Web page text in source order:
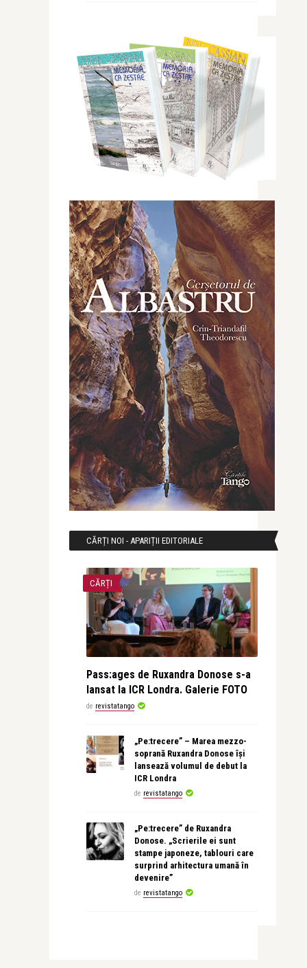
CĂRȚI NOI - APARIȚII EDITORIALE
CĂRȚI
Pass:ages de Ruxandra Donose s-a
lansat la ICR Londra. Galerie FOTO
de revistatango
„Pe:trecere” – Marea mezzo-
soprană Ruxandra Donose își
lansează volumul de debut la
ICR Londra
de revistatango
„Pe:trecere” de Ruxandra
Donose. „Scrierile ei sunt
stampe japoneze, tablouri care
surprind arhitectura umană în
devenire”
de revistatango